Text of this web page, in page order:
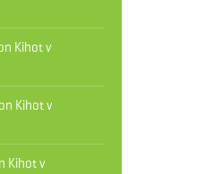
Kihot v
Kihot v
Kihot v